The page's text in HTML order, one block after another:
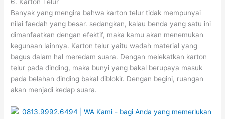
6. Karton Telur
Banyak yang mengira bahwa karton telur tidak mempunyai
nilai faedah yang besar. sedangkan, kalau benda yang satu ini
dimanfaatkan dengan efektif, maka kamu akan menemukan
kegunaan lainnya. Karton telur yaitu wadah material yang
bagus dalam hal meredam suara. Dengan melekatkan karton
telur pada dinding, maka bunyi yang bakal berupaya masuk
pada belahan dinding bakal diblokir. Dengan begini, ruangan
akan menjadi kedap suara.